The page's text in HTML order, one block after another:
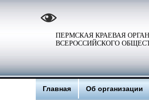
ПЕРМСКАЯ КРАЕВАЯ
ВСЕРОССИЙСКОГО
Главная Об организации